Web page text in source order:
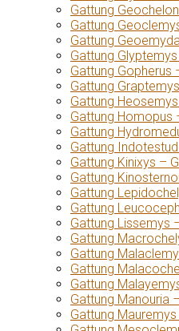
Gattung
Gattung
Gattung
Gattung
Gattung Gopherus
Gattung
Gattung
Gattung Homopus
Gattung
Gattung
Gattung Kinixys –
Gattung
Gattung
Gattung
Gattung Lissemys
Gattung
Gattung
Gattung
Gattung
Gattung Manouria
Gattung